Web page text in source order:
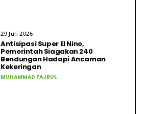
29 Juli 2026
Antisipasi Super El Nino,
Pemerintah Siagakan 240
Bendungan Hadapi Ancaman
Kekeringan
MUHAMMAD FAJRUL